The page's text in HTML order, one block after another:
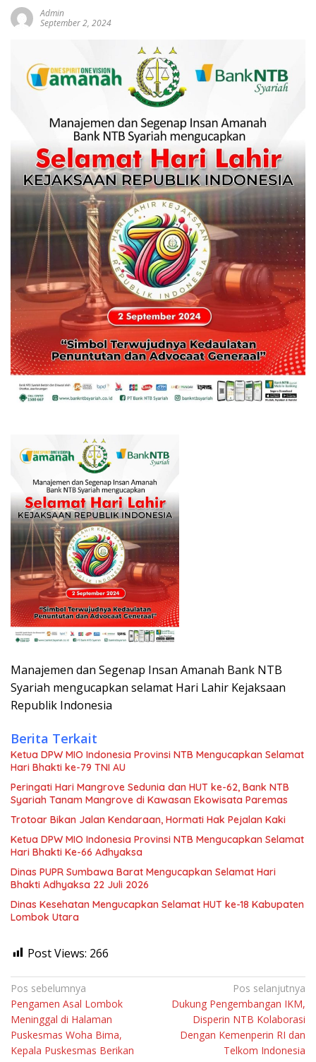
Admin
September 2, 2024
Manajemen dan Segenap Insan Amanah Bank NTB
Syariah mengucapkan selamat Hari Lahir Kejaksaan
Republik Indonesia
Berita Terkait
Ketua DPW MIO Indonesia Provinsi NTB Mengucapkan Selamat
Hari Bhakti ke-79 TNI AU
Peringati Hari Mangrove Sedunia dan HUT ke-62, Bank NTB
Syariah Tanam Mangrove di Kawasan Ekowisata Paremas
Trotoar Bikan Jalan Kendaraan, Hormati Hak Pejalan Kaki
Ketua DPW MIO Indonesia Provinsi NTB Mengucapkan Selamat
Hari Bhakti Ke-66 Adhyaksa
Dinas PUPR Sumbawa Barat Mengucapkan Selamat Hari
Bhakti Adhyaksa 22 Juli 2026
Dinas Kesehatan Mengucapkan Selamat HUT ke-18 Kabupaten
Lombok Utara
Post Views: 266
Navigasi
pos
Pos sebelumnya
Pengamen Asal Lombok
Meninggal di Halaman
Puskesmas Woha Bima,
Kepala Puskesmas Berikan
Pos selanjutnya
Dukung Pengembangan IKM,
Disperin NTB Kolaborasi
Dengan Kemenperin RI dan
Telkom Indonesia